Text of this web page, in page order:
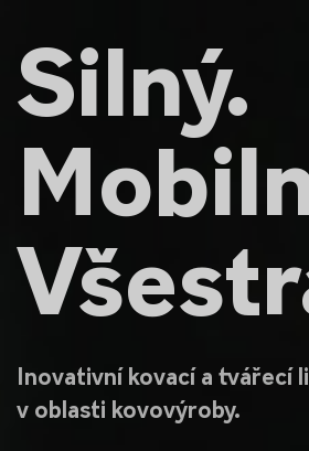
Silný.
Inovativní kovací a tvářecí
v oblasti kovovýroby.